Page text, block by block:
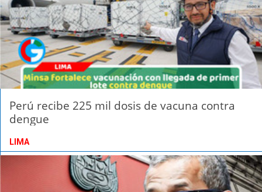
Perú recibe 225 mil dosis de vacuna contra
dengue
LIMA